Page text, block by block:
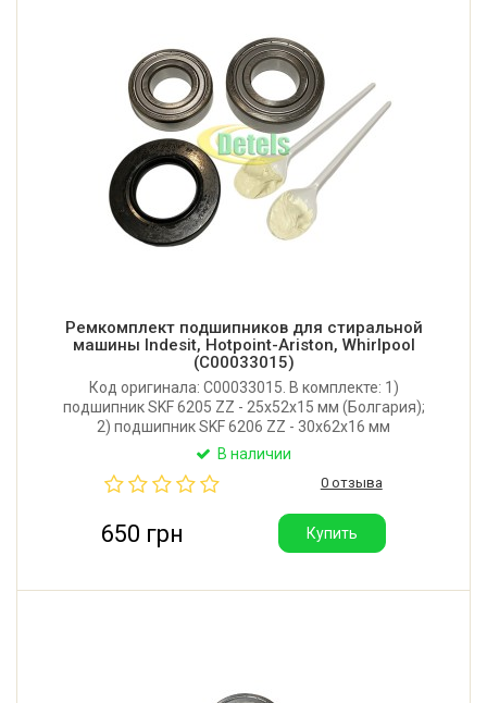
Ремкомплект подшипников для стиральной
машины Indesit, Hotpoint-Ariston, Whirlpool
(C00033015)
Код оригинала: C00033015. В комплекте: 1)
подшипник SKF 6205 ZZ - 25x52x15 мм (Болгария);
2) подшипник SKF 6206 ZZ - 30x62x16 мм
(Болгария); 3) сальник Rolf 35*62*8,5/10,5 (Италия);
крестовины - 2 порции.
В наличии
0 отзыва
650 грн Купить